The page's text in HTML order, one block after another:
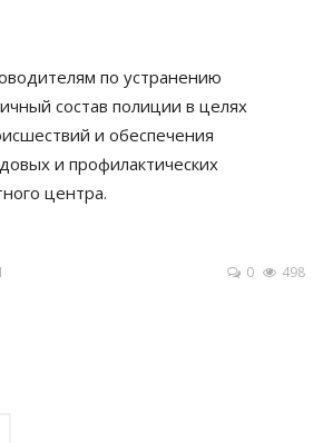
по устранению
состав полиции в целях
и обеспечения
и профилактических
центра.
0 498